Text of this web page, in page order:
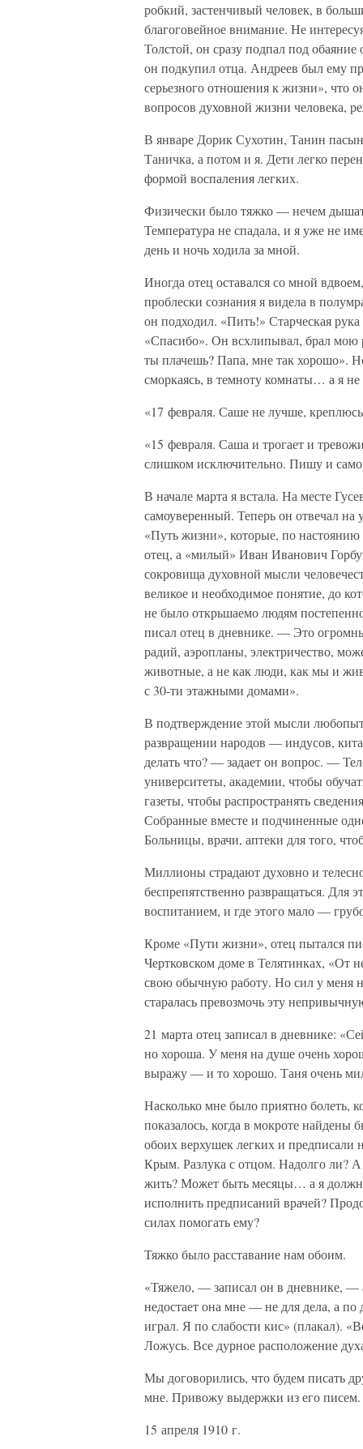
робкий, застенчивый человек, в
благоговейное внимание. Не
Толстой, он сразу подпал под
он подкупил отца. Андреев был ему
серьезного отношения к жизни», что
вопросов духовной жизни человека,
В январе Дорик Сухотин, Танин
Таничка, а потом и я. Дети легко
формой воспаления легких.
Физически было тяжко — нечем
Температура не спадала, и я уже не
день и ночь ходила за мной.
Иногда отец оставался со мной
проблески сознания я видела в
он подходил. «Пить!» Старческая
«Спасибо». Он всхлипывал, брал мою
ты плачешь? Папа, мне так хорошо».
сморкаясь, в темноту комнаты… а я
«17 февраля. Саше не лучше,
«15 февраля. Саша и трогает и
слишком исключительно. Пишу и
В начале марта я встала. На месте
самоуверенный. Теперь он отвечал
«Путь жизни», которые, по
отец, а «милый» Иван Иванович
сокровища духовной мысли
великое и необходимое понятие, до
не было открьшаемо людям
писал отец в дневнике. — Это
радий, аэропланы, электричество,
животные, а не как люди, как мы и
с 30-ти этажными домами».
В подтверждение этой мысли
развращении народов — индусов,
делать что? — задает он вопрос. —
университеты, академии, чтобы
газеты, чтобы распространять
Собранные вместе и подчиненные
Больницы, врачи, аптеки для того,
Миллионы страдают духовно и
беспрепятственно развращаться. Для
воспитанием, и где этого мало —
Кроме «Пути жизни», отец пытался
Чертковском доме в Телятинках, «От
свою обычную работу. Но сил у меня
старалась превозмочь эту
21 марта отец записал в дневнике:
но хороша. У меня на душе очень
выражу — и то хорошо. Таня очень
Насколько мне было приятно болеть,
показалось, когда в мокроте найдены
обоих верхушек легких и
Крым. Разлука с отцом. Надолго ли? А
жить? Может быть месяцы… а я
исполнить предписаний врачей?
силах помогать ему?
Тяжко было расставание нам обоим.
«Тяжело, — записал он в дневнике, —
недостает она мне — не для дела, а
играл. Я по слабости кис» (плакал).
Ложусь. Все дурное расположение
Мы договорились, что будем писать
мне. Привожу выдержки из его писем.
15 апреля 1910 г.